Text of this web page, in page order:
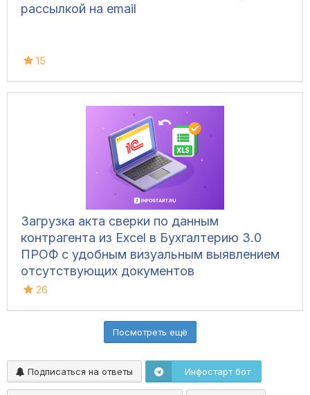
рассылкой на email
15
Загрузка акта сверки по данным
контрагента из Excel в Бухгалтерию 3.0
ПРОФ с удобным визуальным выявлением
отсутствующих документов
26
Посмотреть ещё
Подписаться на ответы Инфостарт бот